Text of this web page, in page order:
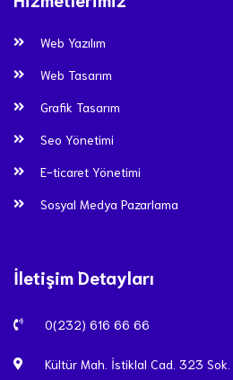
Web Yazılım
Web Tasarım
Grafik Tasarım
Seo Yönetimi
E-ticaret Yönetimi
Sosyal Medya Pazarlama
İletişim Detayları
0(232) 616 66 66
Kültür Mah. İstiklal Cad. 323